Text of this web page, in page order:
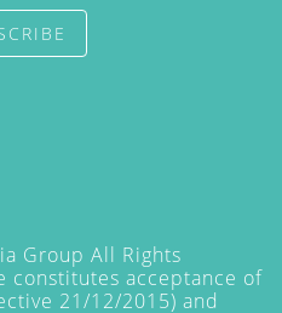
Group All Rights
constitutes acceptance of
21/12/2015) and